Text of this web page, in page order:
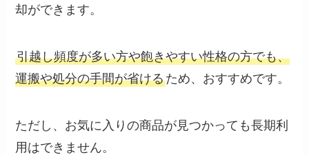
却ができます。
引越し頻度が多い方や飽きやすい性格の方でも、
運搬や処分の手間が省けるため、おすすめです。
ただし、お気に入りの商品が見つかっても長期利
用はできません。